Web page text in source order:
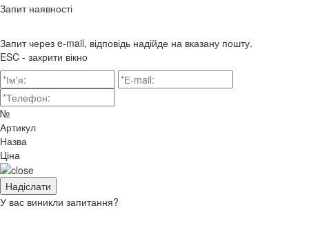
Запит наявності
Запит через e-mail, відповідь надійде на вказану пошту.
ESC - закрити вікно
№
Артикул
Назва
Ціна
У вас виникли запитання?